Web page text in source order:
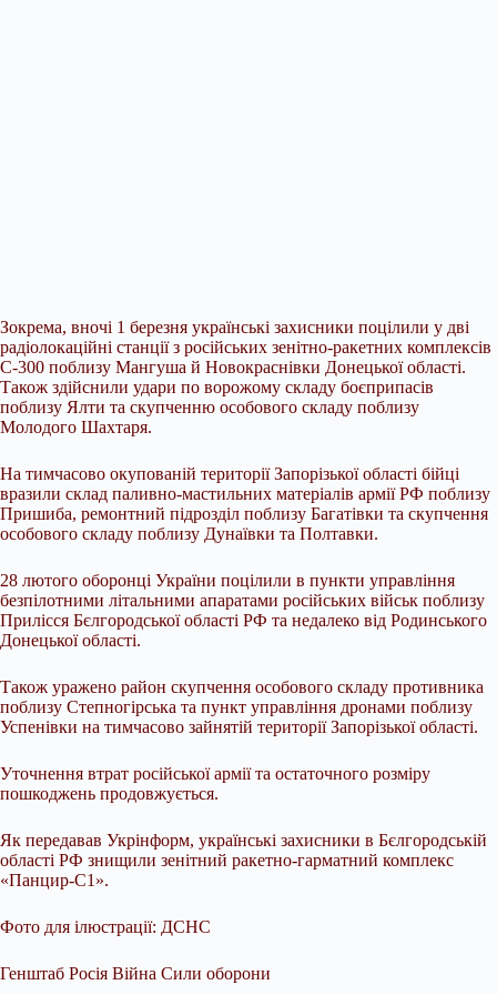
Зокрема, вночі 1 березня українські захисники поцілили у дві
радіолокаційні станції з російських зенітно-ракетних комплексів
С-300 поблизу Мангуша й Новокраснівки Донецької області.
Також здійснили удари по ворожому складу боєприпасів
поблизу Ялти та скупченню особового складу поблизу
Молодого Шахтаря.
На тимчасово окупованій території Запорізької області бійці
вразили склад паливно-мастильних матеріалів армії РФ поблизу
Пришиба, ремонтний підрозділ поблизу Багатівки та скупчення
особового складу поблизу Дунаївки та Полтавки.
28 лютого оборонці України поцілили в пункти управління
безпілотними літальними апаратами російських військ поблизу
Прилісся Бєлгородської області РФ та недалеко від Родинського
Донецької області.
Також уражено район скупчення особового складу противника
поблизу Степногірська та пункт управління дронами поблизу
Успенівки на тимчасово зайнятій території Запорізької області.
Уточнення втрат російської армії та остаточного розміру
пошкоджень продовжується.
Як передавав Укрінформ, українські захисники в Бєлгородській
області РФ знищили зенітний ракетно-гарматний комплекс
«Панцир-С1».
Фото для ілюстрації: ДСНС
Генштаб Росія Війна Сили оборони